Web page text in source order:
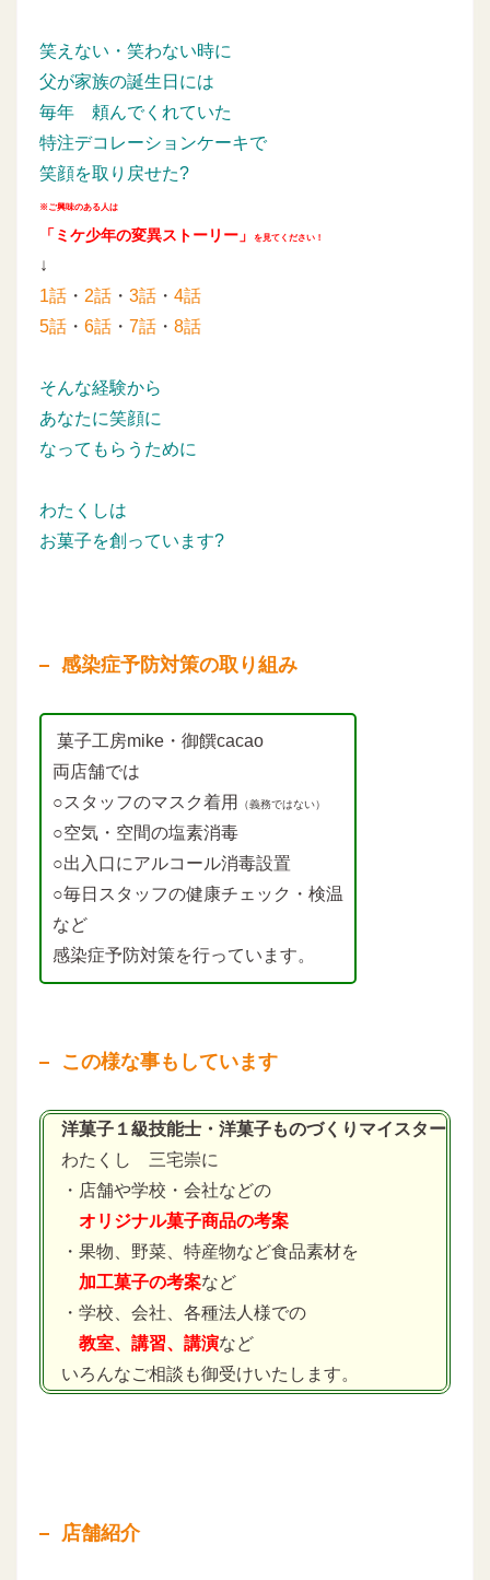
笑えない・笑わない時に
父が家族の誕生日には
毎年 頼んでくれていた
特注デコレーションケーキで
笑顔を取り戻せた?
※ご興味のある人は
「ミケ少年の変異ストーリー」 を見てください！
↓
1話 ・ 2話 ・ 3話 ・ 4話
5話 ・ 6話 ・ 7話 ・ 8話
そんな経験から
あなたに笑顔に
なってもらうために
わたくしは
お菓子を創っています?
感染症予防対策の取り組み
菓子工房mike・御饌cacao
両店舗では
○スタッフのマスク着用
（義務ではない）
○空気・空間の塩素消毒
○出入口にアルコール消毒設置
○毎日スタッフの健康チェック・検温
など
感染症予防対策を行っています。
この様な事もしています
洋菓子１級技能士・洋菓子ものづくりマイスター
わたくし 三宅崇に
・店舗や学校・会社などの
オリジナル菓子商品の考案
・果物、野菜、特産物など食品素材を
加工菓子の考案など
・学校、会社、各種法人様での
教室、講習、講演など
いろんなご相談も御受けいたします。
店舗紹介